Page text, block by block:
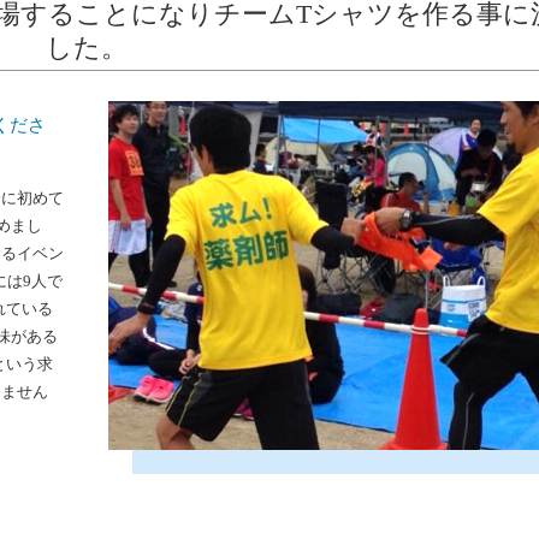
することになりチームTシャツを作る事に
した。
ださ
初めて
まし
イベン
は9人で
ている
がある
いう求
せん